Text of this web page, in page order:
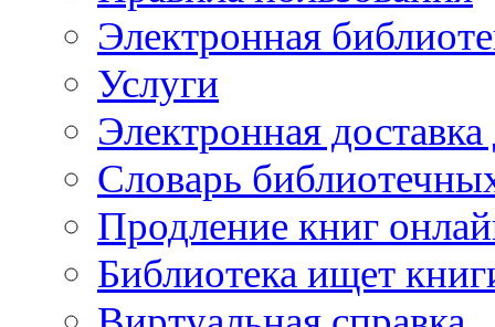
Электронная
Услуги
Электронная
Словарь
Продление книг
Библиотека ищет